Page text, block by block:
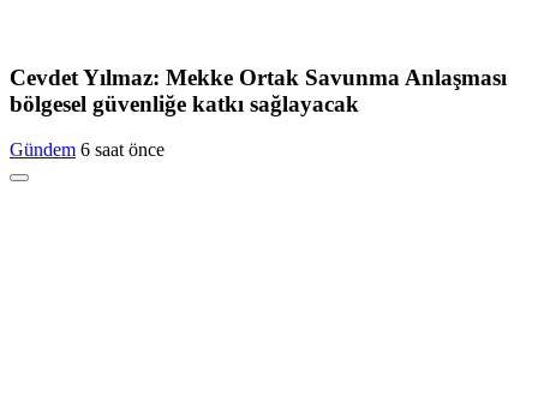
Cevdet Yılmaz: Mekke Ortak Savunma Anlaşması
bölgesel güvenliğe katkı sağlayacak
Gündem 6 saat önce